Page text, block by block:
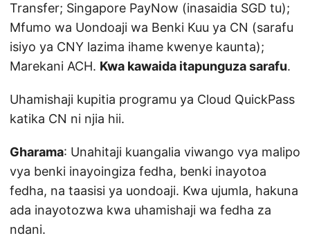
Transfer; Singapore PayNow (inasaidia SGD tu);
Mfumo wa Uondoaji wa Benki Kuu ya CN (sarafu
isiyo ya CNY lazima ihame kwenye kaunta);
Marekani ACH. Kwa kawaida itapunguza sarafu.
Uhamishaji kupitia programu ya Cloud QuickPass
katika CN ni njia hii.
Gharama: Unahitaji kuangalia viwango vya malipo
vya benki inayoingiza fedha, benki inayotoa
fedha, na taasisi ya uondoaji. Kwa ujumla, hakuna
ada inayotozwa kwa uhamishaji wa fedha za
ndani.